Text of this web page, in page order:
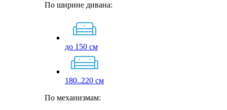
По ширине дивана:
до 150 см
180..220 см
По механизмам: